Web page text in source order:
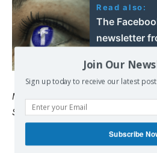
Read also:
The
newsletter
Meilleurs vœux de luttes et de
Sénégal, d’Afrique et du monde !
Fait à Dakar le 1 janvier 2019
Join Our
Sign up today to receive our latest
Subscribe